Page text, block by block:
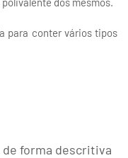
para conter vários tipos
forma descritiva